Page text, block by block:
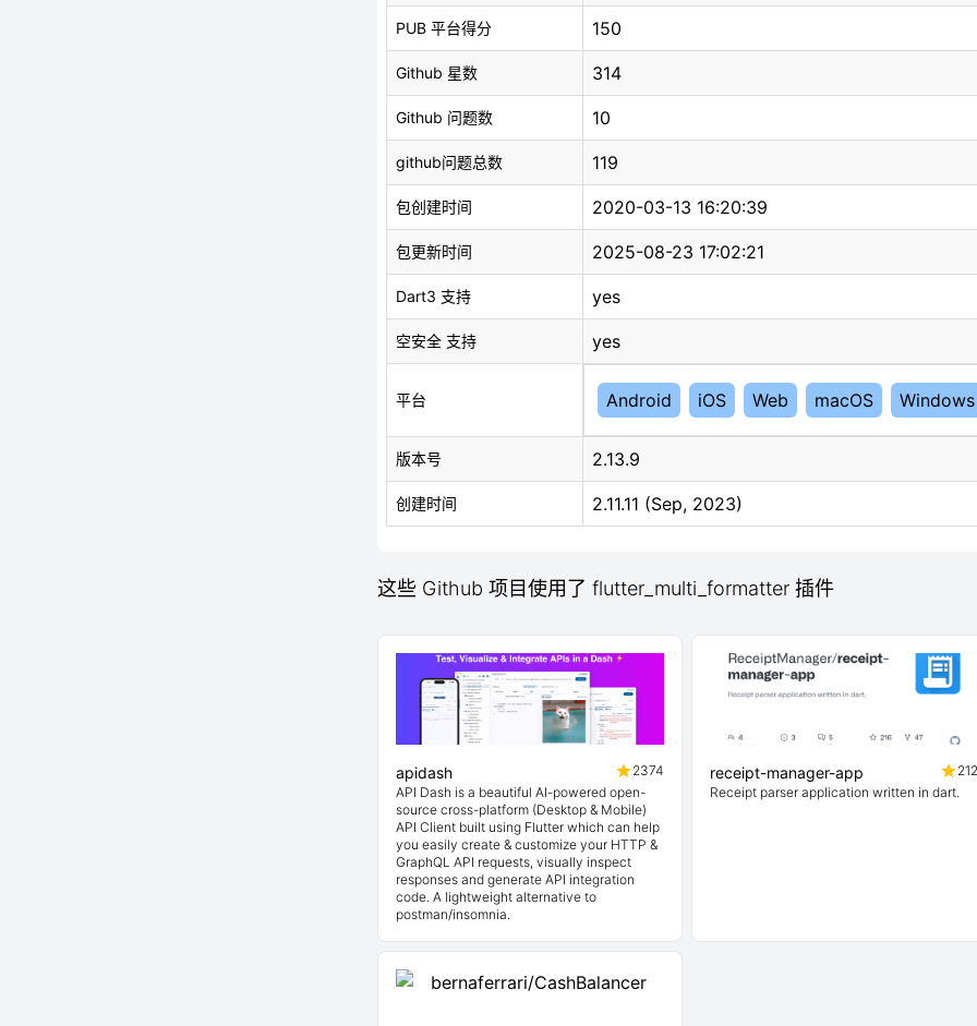
PUB 平台得分 150
Github 星数 314
Github 问题数 10
github问题总数 119
包创建时间 2020-03-13 16:20:39
包更新时间 2025-08-23 17:02:21
Dart3 支持 yes
空安全 支持 yes
平台 Android iOS Web macOS Windows
版本号 2.13.9
创建时间 2.11.11 (Sep, 2023)
这些 Github 项目使用了 flutter_multi_formatter 插件
apidash
2374
API Dash is a beautiful AI-powered open-
source cross-platform (Desktop & Mobile)
API Client built using Flutter which can help
you easily create & customize your HTTP &
GraphQL API requests, visually inspect
responses and generate API integration
code. A lightweight alternative to
postman/insomnia.
receipt-manager-app
212
Receipt parser application written in dart.